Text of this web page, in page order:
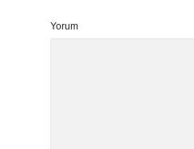
Yorum